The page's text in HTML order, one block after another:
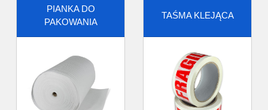
PIANKA DO
PAKOWANIA
TAŚMA KLEJĄCA